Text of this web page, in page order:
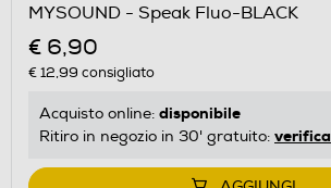
MYSOUND - Speak Fluo-BLACK
€ 6,90
€ 12,99 consigliato
Acquisto online: disponibile
Ritiro in negozio in 30' gratuito: verifica